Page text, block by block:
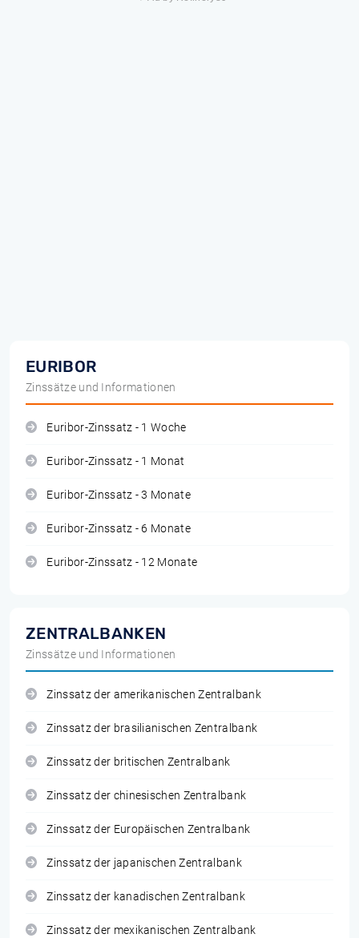
EURIBOR
Zinssätze und Informationen
Euribor-Zinssatz - 1 Woche
Euribor-Zinssatz - 1 Monat
Euribor-Zinssatz - 3 Monate
Euribor-Zinssatz - 6 Monate
Euribor-Zinssatz - 12 Monate
ZENTRALBANKEN
Zinssätze und Informationen
Zinssatz der amerikanischen Zentralbank
Zinssatz der brasilianischen Zentralbank
Zinssatz der britischen Zentralbank
Zinssatz der chinesischen Zentralbank
Zinssatz der Europäischen Zentralbank
Zinssatz der japanischen Zentralbank
Zinssatz der kanadischen Zentralbank
Zinssatz der mexikanischen Zentralbank